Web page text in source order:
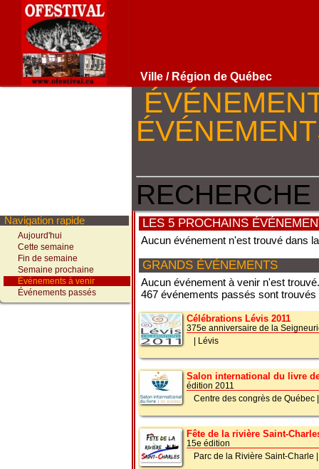
Ville / Région de Québec
Navigation rapide
Aujourd'hui
Cette semaine
Fin de semaine
Semaine prochaine
Événements à venir
Événements passés
LES 5 PROCHAINS
Aucun événement n'est trouvé dans
GRANDS ÉVÉNEMENTS
Aucun événement à venir n'est trouvé.
467 événements passés sont
Célébrations Lévis 2011
375e anniversaire de la
Lévis
Salon international du livre
édition 2011
Centre des congrès de Québec
Fête de la rivière Saint-
15e édition
Parc de la Rivière Saint-Charle